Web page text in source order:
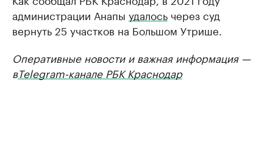
администрации Анапы удалось через суд
вернуть 25 участков на Большом Утрише.
Оперативные новости и важная информация —
вTelegram-канале РБК Краснодар